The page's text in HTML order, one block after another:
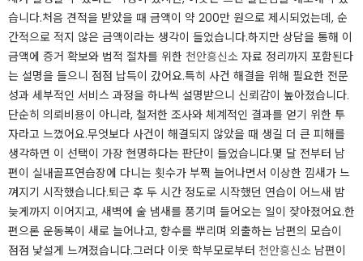
습니다.처음 견적을 받았을 때 금액이 약 200만 원으로 제시되었는데, 순
간적으로 적지 않은 금액이라는 생각이 들었습니다.하지만 상담을 통해 이
금액에 증거 확보와 법적 절차를 위한 천안흥신소 자료 정리까지 포함된다
는 설명을 들으니 점점 납득이 갔어요.특히 사건 해결을 위해 필요한 전문
성과 세부적인 서비스 과정을 하나씩 설명받으니 신뢰감이 높아졌습니다.
단순히 의뢰비용이 아니라, 철저한 조사와 체계적인 결과를 얻기 위한 투
자라고 느꼈어요.무엇보다 사건이 해결되지 않았을 때 생길 더 큰 피해를
생각하면 이 선택이 가장 현명하다는 판단이 들었습니다.몇 달 전부터 남
편이 실내골프연습장에 다니는 횟수가 부쩍 늘어나면서 이상한 낌새가 느
껴지기 시작했습니다.퇴근 후 두 시간 정도로 시작했던 연습이 어느새 밤
늦게까지 이어지고, 새벽에 술 냄새를 풍기며 들어오는 일이 잦아졌어요.한
편으론 운동복이 새로 늘어나고, 향수를 뿌리며 외출하는 남편의 모습이
점점 낯설게 느껴졌습니다.그러다 이웃 학부모로부터 천안흥신소 남편이